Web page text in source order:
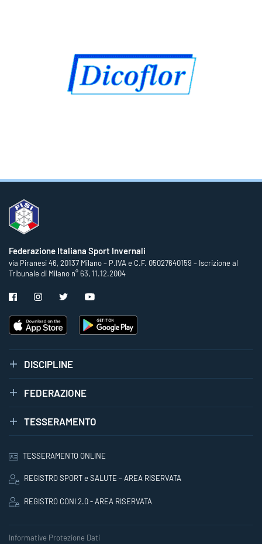
Federazione Italiana Sport Invernali
via Piranesi 46, 20137 Milano – P.IVA e C.F. 05027640159 – Iscrizione al
Tribunale di Milano n° 63, 11.12.2004
DISCIPLINE
FEDERAZIONE
TESSERAMENTO
TESSERAMENTO ONLINE
REGISTRO SPORT e SALUTE – AREA RISERVATA
REGISTRO CONI 2.0 - AREA RISERVATA
Informative Protezione Dati